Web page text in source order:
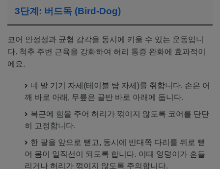
3단계: 버드독 (Bird-Dog)
코어 안정성과 균형 감각을 동시에 키울 수 있는 운동입니
다. 척추 주변 근육을 강화하여 허리 통증 완화에 효과적이
에요.
네 발 기기 자세(테이블 탑 자세)를 취합니다. 손은 어
깨 바로 아래, 무릎은 골반 바로 아래에 둡니다.
복근에 힘을 주어 허리가 꺾이지 않도록 코어를 단단
히 고정합니다.
한 팔을 앞으로 뻗고, 동시에 반대쪽 다리를 뒤로 뻗
어 몸이 일직선이 되도록 합니다. 이때 엉덩이가 흔들
리거나 허리가 꺾이지 않도록 주의합니다.